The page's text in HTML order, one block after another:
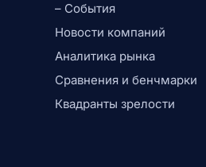
– События
Новости компаний
Аналитика рынка
Сравнения и бенчмарки
Квадранты зрелости